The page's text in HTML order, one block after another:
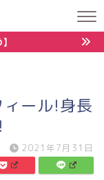
ール!身長
2021年7月31日